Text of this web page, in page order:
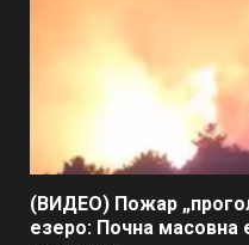
(ВИДЕО) Пожар
езеро: Почна масовна